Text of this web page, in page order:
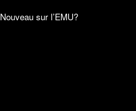
Nouveau sur l’EMU?